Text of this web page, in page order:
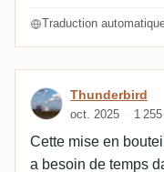
Modification :
Traduction
Avis deThunderbird
oct. 2025 1
Cette mise en
a besoin de temps